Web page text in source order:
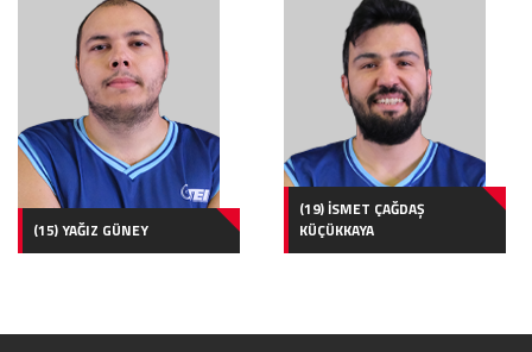
(15) YAĞIZ GÜNEY
(19) İSMET ÇAĞDAŞ
KÜÇÜKKAYA